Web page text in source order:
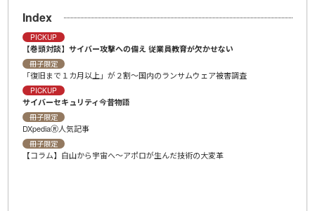
Index
PICKUP
【巻頭対談】サイバー攻撃への備え 従業員教育が欠かせない
冊子限定
「復旧まで１カ月以上」が２割〜国内のランサムウェア被害調査
PICKUP
サイバーセキュリティ今昔物語
冊子限定
DXpediaⓇ人気記事
冊子限定
【コラム】白山から宇宙へ～アポロが生んだ技術の大変革